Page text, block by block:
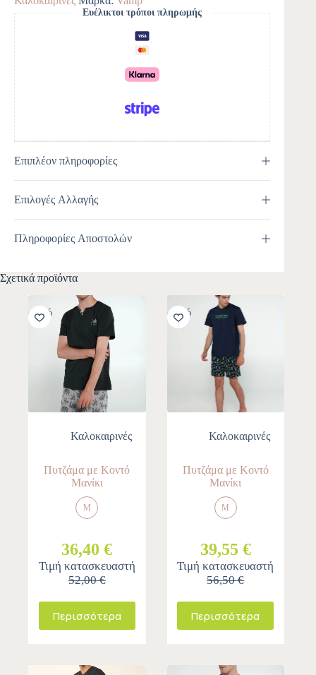
n
a
t
i
v
e
:
Ευέλικτοι τρόποι πληρωμής
Επιπλέον πληροφορίες
Επιλογές Αλλαγής
Πληροφορίες Αποστολών
Σχετικά προϊόντα
-30%
Καλοκαιρινές
Πυτζάμα με Κοντό
Μανίκι
M
36,40 €
Τιμή κατασκευαστή
52,00 €
Περισσότερα
-30%
Καλοκαιρινές
Πυτζάμα με Κοντό
Μανίκι
M
39,55 €
Τιμή κατασκευαστή
56,50 €
Περισσότερα